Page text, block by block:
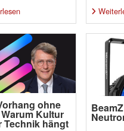
ohne
Kultur
Technik hängt